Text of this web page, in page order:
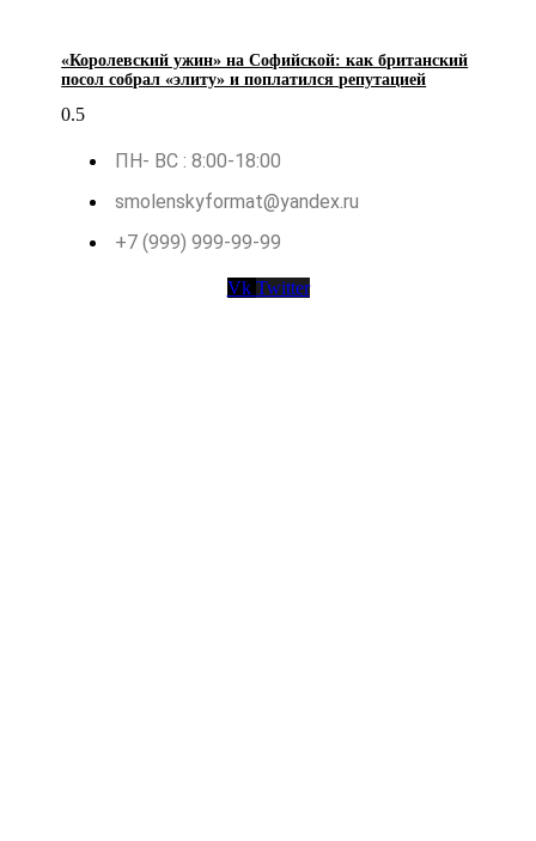
«Королевский ужин» на Софийской: как британский
посол собрал «элиту» и поплатился репутацией
ПН- ВС : 8:00-18:00
smolenskyformat@yandex.ru
+7 (999) 999-99-99
Vk Twitter